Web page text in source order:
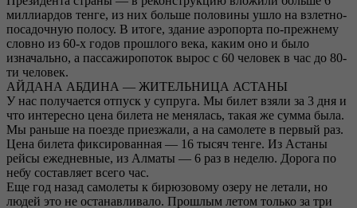
миллиардов тенге, из них больше половины ушло на взлетно-
посадочную полосу. В итоге, здание аэропорта по-прежнему
словно из 60-х годов прошлого века, каким оно и было
изначально, а пассажиропоток вырос с 60 человек в час до 80-
ти человек.
АЙДАНА АБДИНА — ЖИТЕЛЬНИЦА АСТАНЫ
У нас получается отпуск у супруга. Мы билет взяли за 3 дня и
что интересно цена билета не менялась, такая же сумма была.
Мы раньше на поезде приезжали, а на самолете в первый раз.
Цена билета фиксированная — 16 тысяч тенге. Из Астаны
рейсы ежедневные, из Алматы — 6 раз в неделю. Дорога по
небу составляет всего час.
Еще год назад самолеты к бирюзовому озеру не летали, но
людей это не останавливало. Прошлым летом только за три